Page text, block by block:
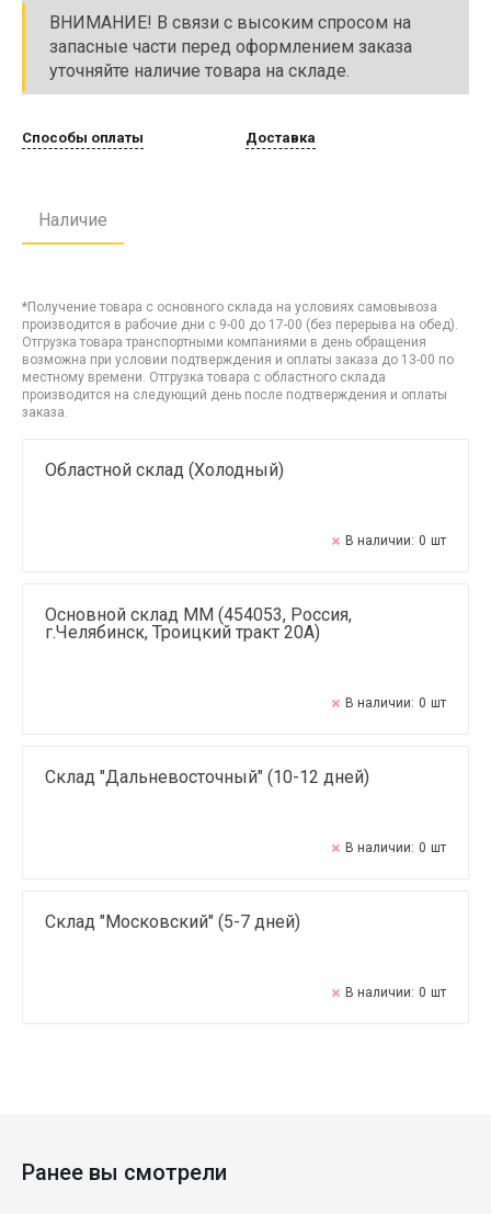
ВНИМАНИЕ! В связи с высоким спросом на
запасные части перед оформлением заказа
уточняйте наличие товара на складе.
Способы оплаты Доставка
Наличие
*Получение товара с основного склада на условиях самовывоза
производится в рабочие дни с 9-00 до 17-00 (без перерыва на обед).
Отгрузка товара транспортными компаниями в день обращения
возможна при условии подтверждения и оплаты заказа до 13-00 по
местному времени. Отгрузка товара с областного склада
производится на следующий день после подтверждения и оплаты
заказа.
Областной склад (Холодный)
В наличии: 0 шт
Основной склад ММ (454053, Россия,
г.Челябинск, Троицкий тракт 20А)
В наличии: 0 шт
Склад "Дальневосточный" (10-12 дней)
В наличии: 0 шт
Склад "Московский" (5-7 дней)
В наличии: 0 шт
Ранее вы смотрели